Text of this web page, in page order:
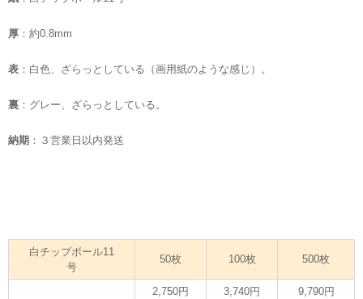
厚 ：約0.8mm
表 ：白色、ざらっとしている（画用紙のような感じ）。
裏 ：グレー、ざらっとしている。
納期 ：３営業日以内発送
白チップボール11
号
50枚 100枚 500枚
2,750円
3,740円
9,790円